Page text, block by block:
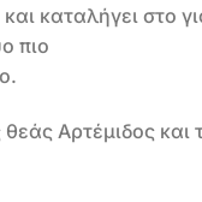
καταλήγει στο
πιο
Αρτέμιδος και